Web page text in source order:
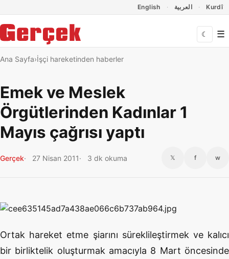
English العربية Kurdî
☾ ☰
Ana Sayfa İşçi hareketinden haberler
Emek ve Meslek
Örgütlerinden Kadınlar 1
Mayıs çağrısı yaptı
Gerçek 27 Nisan 2011 3 dk okuma 𝕏 f w
Ortak hareket etme şiarını süreklileştirmek ve kalıcı
bir birliktelik oluşturmak amacıyla 8 Mart öncesinde